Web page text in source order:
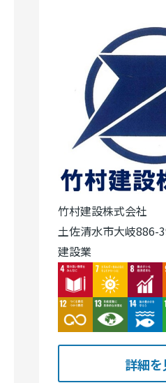
竹村建設株式会社
土佐清水市大岐886-
建設業
Image
Image Image
Image Image Image
詳細を